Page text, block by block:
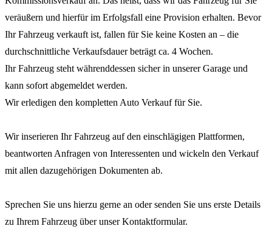
veräußern und hierfür im Erfolgsfall eine Provision erhalten. Bevor
Ihr Fahrzeug verkauft ist, fallen für Sie keine Kosten an – die
durchschnittliche Verkaufsdauer beträgt ca. 4 Wochen.
Ihr Fahrzeug steht währenddessen sicher in unserer Garage und
kann sofort abgemeldet werden.
Wir erledigen den kompletten Auto Verkauf für Sie.
Wir inserieren Ihr Fahrzeug auf den einschlägigen Plattformen,
beantworten Anfragen von Interessenten und wickeln den Verkauf
mit allen dazugehörigen Dokumenten ab.
Sprechen Sie uns hierzu gerne an oder senden Sie uns erste Details
zu Ihrem Fahrzeug über unser Kontaktformular.